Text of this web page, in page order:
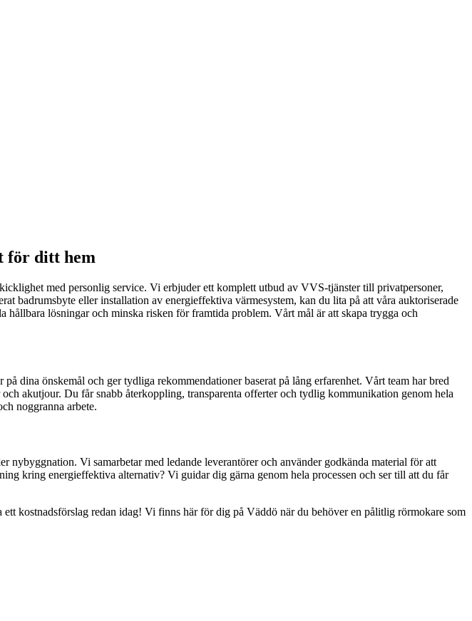
för ditt hem
med personlig service. Vi erbjuder ett komplett utbud av VVS-tjänster till privatpersoner,
badrumsbyte eller installation av energieffektiva värmesystem, kan du lita på att våra auktoriserade
lösningar och minska risken för framtida problem. Vårt mål är att skapa trygga och
dina önskemål och ger tydliga rekommendationer baserat på lång erfarenhet. Vårt team har bred
akutjour. Du får snabb återkoppling, transparenta offerter och tydlig kommunikation genom hela
noggranna arbete.
Vi samarbetar med ledande leverantörer och använder godkända material för att
kring energieffektiva alternativ? Vi guidar dig gärna genom hela processen och ser till att du får
kostnadsförslag redan idag! Vi finns här för dig på Väddö när du behöver en pålitlig rörmokare som